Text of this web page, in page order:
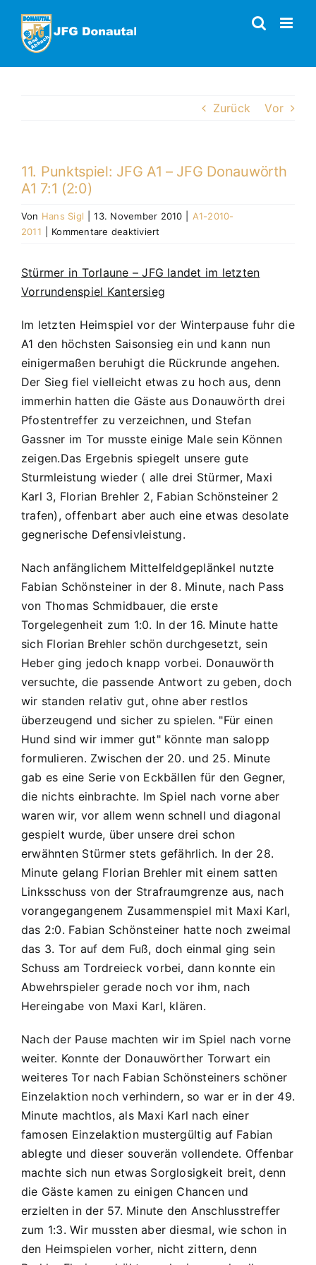
Inhalt
springen
Zurück Vor
11. Punktspiel: JFG A1 – JFG Donauwörth
A1 7:1 (2:0)
Von Hans Sigl 13. November 2010
A1-2010-
2011
Kommentare deaktiviert
JFG
A1
JFG
Donauwörth
7:1
(2:0)
Stürmer in Torlaune – JFG landet im letzten
Vorrundenspiel Kantersieg
Im letzten Heimspiel vor der Winterpause fuhr die
A1 den höchsten Saisonsieg ein und kann nun
einigermaßen beruhigt die Rückrunde angehen.
Der Sieg fiel vielleicht etwas zu hoch aus, denn
immerhin hatten die Gäste aus Donauwörth drei
Pfostentreffer zu verzeichnen, und Stefan
Gassner im Tor musste einige Male sein Können
zeigen.Das Ergebnis spiegelt unsere gute
Sturmleistung wieder ( alle drei Stürmer, Maxi
Karl 3, Florian Brehler 2, Fabian Schönsteiner 2
trafen), offenbart aber auch eine etwas desolate
gegnerische Defensivleistung.
Nach anfänglichem Mittelfeldgeplänkel nutzte
Fabian Schönsteiner in der 8. Minute, nach Pass
von Thomas Schmidbauer, die erste
Torgelegenheit zum 1:0. In der 16. Minute hatte
sich Florian Brehler schön durchgesetzt, sein
Heber ging jedoch knapp vorbei. Donauwörth
versuchte, die passende Antwort zu geben, doch
wir standen relativ gut, ohne aber restlos
überzeugend und sicher zu spielen. "Für einen
Hund sind wir immer gut" könnte man salopp
formulieren. Zwischen der 20. und 25. Minute
gab es eine Serie von Eckbällen für den Gegner,
die nichts einbrachte. Im Spiel nach vorne aber
waren wir, vor allem wenn schnell und diagonal
gespielt wurde, über unsere drei schon
erwähnten Stürmer stets gefährlich. In der 28.
Minute gelang Florian Brehler mit einem satten
Linksschuss von der Strafraumgrenze aus, nach
vorangegangenem Zusammenspiel mit Maxi Karl,
das 2:0. Fabian Schönsteiner hatte noch zweimal
das 3. Tor auf dem Fuß, doch einmal ging sein
Schuss am Tordreieck vorbei, dann konnte ein
Abwehrspieler gerade noch vor ihm, nach
Hereingabe von Maxi Karl, klären.
Nach der Pause machten wir im Spiel nach vorne
weiter. Konnte der Donauwörther Torwart ein
weiteres Tor nach Fabian Schönsteiners schöner
Einzelaktion noch verhindern, so war er in der 49.
Minute machtlos, als Maxi Karl nach einer
famosen Einzelaktion mustergültig auf Fabian
ablegte und dieser souverän vollendete. Offenbar
machte sich nun etwas Sorglosigkeit breit, denn
die Gäste kamen zu einigen Chancen und
erzielten in der 57. Minute den Anschlusstreffer
zum 1:3. Wir mussten aber diesmal, wie schon in
den Heimspielen vorher, nicht zittern, denn